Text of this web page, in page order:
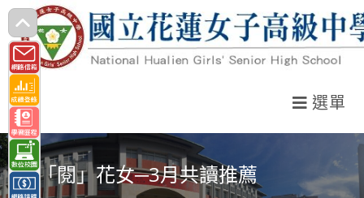
跳
轉
至
主
要
內
容
選單
欣「閱」花女─3月共讀推薦